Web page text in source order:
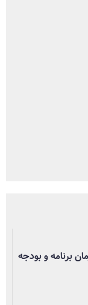
برنامه و بودجه